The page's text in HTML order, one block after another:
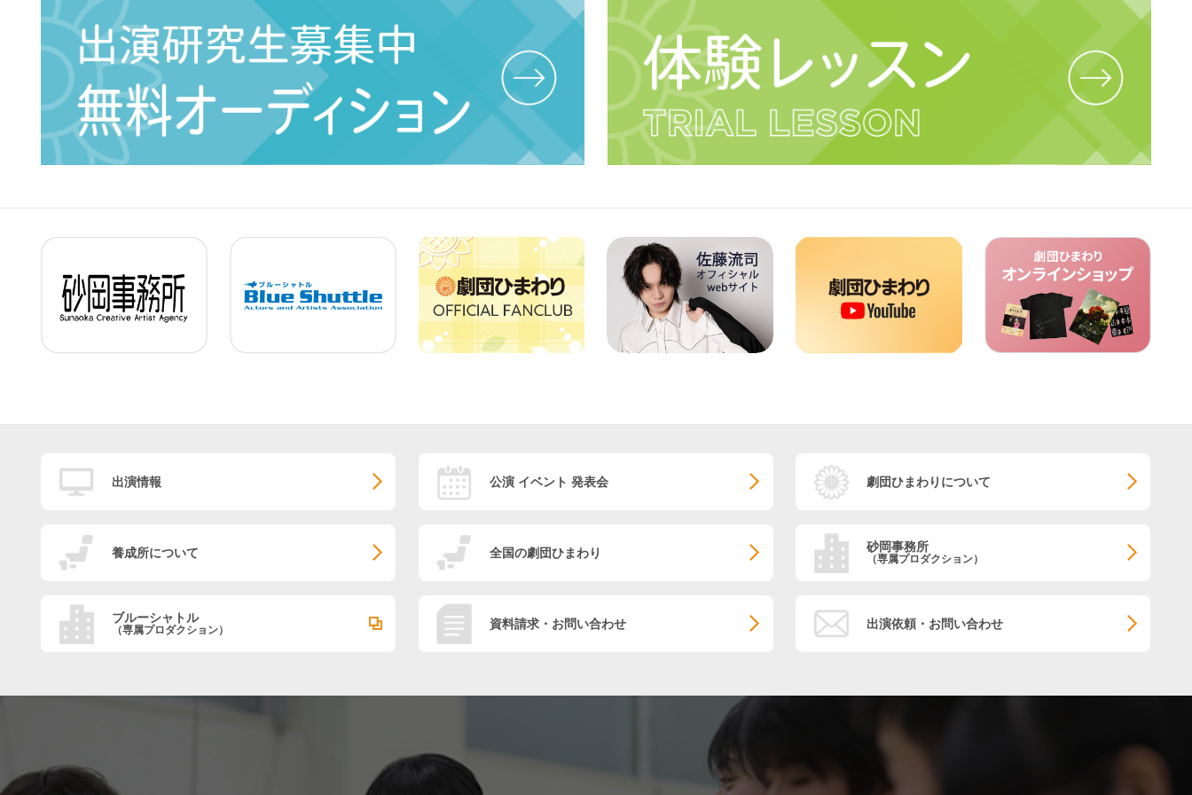
出演情報 公演 イベント 発表会 劇団ひまわりについて
養成所について 全国の劇団ひまわり 砂岡事務所
（専属プロダクション）
ブルーシャトル
（専属プロダクション） 資料請求・お問い合わせ 出演依頼・お問い合わせ